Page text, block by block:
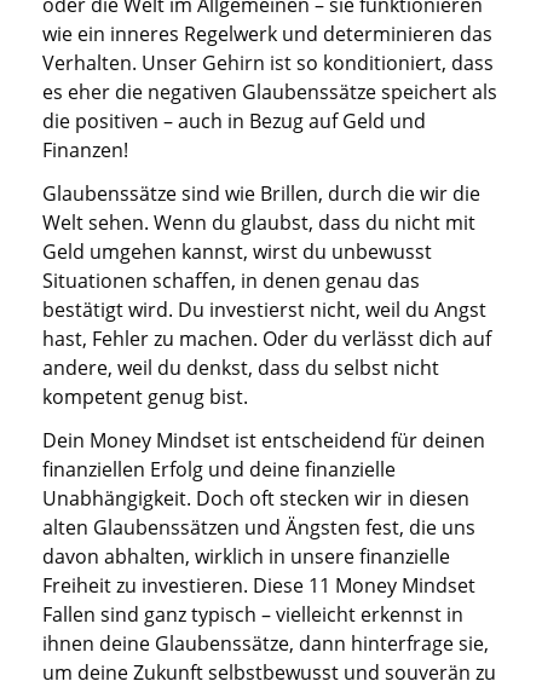
wie ein inneres Regelwerk und determinieren das
Verhalten. Unser Gehirn ist so konditioniert, dass
es eher die negativen Glaubenssätze speichert als
die positiven – auch in Bezug auf Geld und
Finanzen!
Glaubenssätze sind wie Brillen, durch die wir die
Welt sehen. Wenn du glaubst, dass du nicht mit
Geld umgehen kannst, wirst du unbewusst
Situationen schaffen, in denen genau das
bestätigt wird. Du investierst nicht, weil du Angst
hast, Fehler zu machen. Oder du verlässt dich auf
andere, weil du denkst, dass du selbst nicht
kompetent genug bist.
Dein Money Mindset ist entscheidend für deinen
finanziellen Erfolg und deine finanzielle
Unabhängigkeit. Doch oft stecken wir in diesen
alten Glaubenssätzen und Ängsten fest, die uns
davon abhalten, wirklich in unsere finanzielle
Freiheit zu investieren. Diese 11 Money Mindset
Fallen sind ganz typisch – vielleicht erkennst in
ihnen deine Glaubenssätze, dann hinterfrage sie,
um deine Zukunft selbstbewusst und souverän zu